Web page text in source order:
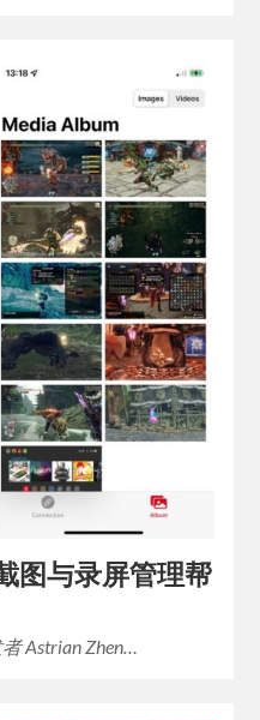
图与录屏管理帮
Astrian Zhen…